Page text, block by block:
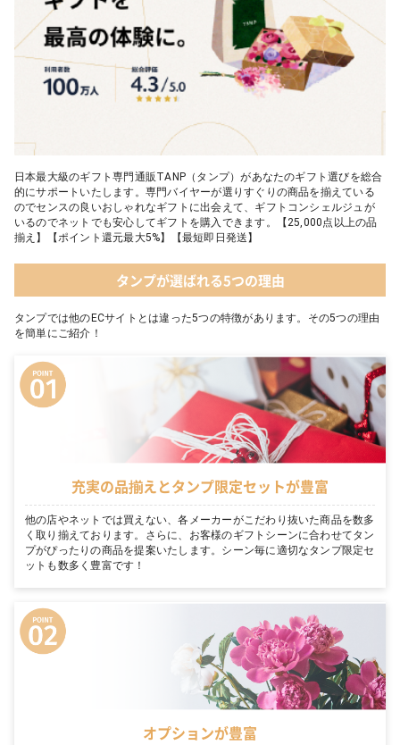
05 2人のための体験カタログ FOR2ギフト（GREEN）
日本最大級のギフト専門通販TANP（タンプ）があなたのギフト選びを総合
的にサポートいたします。専門バイヤーが選りすぐりの商品を揃えている
のでセンスの良いおしゃれなギフトに出会えて、ギフトコンシェルジュが
いるのでネットでも安心してギフトを購入できます。【25,000点以上の品
揃え】【ポイント還元最大5%】【最短即日発送】
タンプが選ばれる5つの理由
タンプでは他のECサイトとは違った5つの特徴があります。その5つの理由
を簡単にご紹介！
充実の品揃えとタンプ限定セットが豊富
他の店やネットでは買えない、各メーカーがこだわり抜いた商品を数多
く取り揃えております。さらに、お客様のギフトシーンに合わせてタン
プがぴったりの商品を提案いたします。シーン毎に適切なタンプ限定セ
ットも数多く豊富です！
オプションが豊富